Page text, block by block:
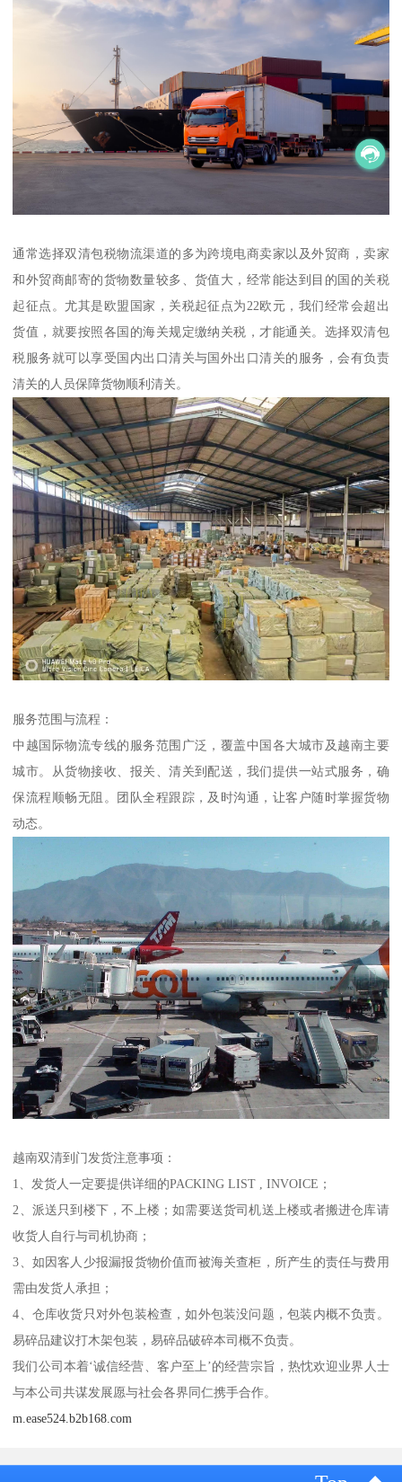
通常选择双清包税物流渠道的多为跨境电商卖家以及外贸商，卖家
和外贸商邮寄的货物数量较多、货值大，经常能达到目的国的关税
起征点。尤其是欧盟国家，关税起征点为22欧元，我们经常会超出
货值，就要按照各国的海关规定缴纳关税，才能通关。选择双清包
税服务就可以享受国内出口清关与国外出口清关的服务，会有负责
清关的人员保障货物顺利清关。
服务范围与流程：
中越国际物流专线的服务范围广泛，覆盖中国各大城市及越南主要
城市。从货物接收、报关、清关到配送，我们提供一站式服务，确
保流程顺畅无阻。团队全程跟踪，及时沟通，让客户随时掌握货物
动态。
越南双清到门发货注意事项：
1、发货人一定要提供详细的PACKING LIST , INVOICE；
2、派送只到楼下，不上楼；如需要送货司机送上楼或者搬进仓库请
收货人自行与司机协商；
3、如因客人少报漏报货物价值而被海关查柜，所产生的责任与费用
需由发货人承担；
4、仓库收货只对外包装检查，如外包装没问题，包装内概不负责。
易碎品建议打木架包装，易碎品破碎本司概不负责。
我们公司本着‘诚信经营、客户至上’的经营宗旨，热忱欢迎业界人士
与本公司共谋发展愿与社会各界同仁携手合作。
m.ease524.b2b168.com